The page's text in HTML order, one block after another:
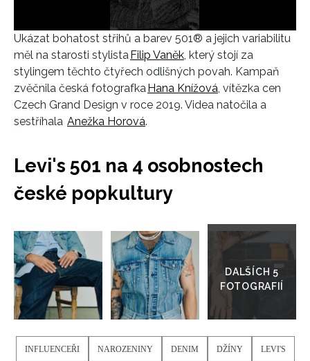
INFORMACE
REDAKCE
Ukázat bohatost střihů a barev 501® a jejich variabilitu
měl na starosti stylista Filip Vaněk, který stojí za
stylingem těchto čtyřech odlišných povah. Kampaň
zvěčnila česká fotografka Hana Knížová, vítězka cen
Czech Grand Design v roce 2019. Videa natočila a
sestříhala Anežka Horová.
Levi's 501 na 4 osobnostech
české popkultury
Přejít
galerie
INFLUENCEŘI NAROZENINY DENIM DŽÍNY LEVI'S